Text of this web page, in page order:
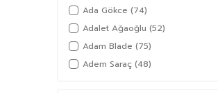
Ada Gökce (74)
Adalet Ağaoğlu (52)
Adam Blade (75)
Adem Saraç (48)